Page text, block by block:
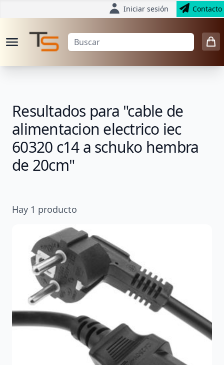
Iniciar sesión Contacto
Resultados para "cable de
alimentacion electrico iec
60320 c14 a schuko hembra
de 20cm"
Hay 1 producto